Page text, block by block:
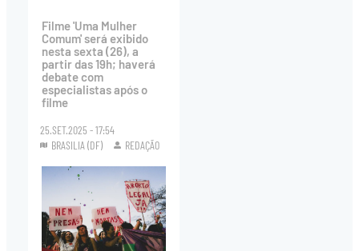
Filme 'Uma Mulher
Comum' será exibido
nesta sexta (26), a
partir das 19h; haverá
debate com
especialistas após o
filme
25.SET.2025 - 17:54
BRASILIA (DF)
REDAÇÃO